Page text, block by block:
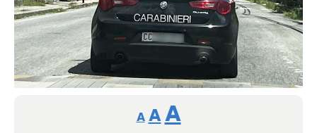
A
Reducir
tamaño
A Restablecer
AAumentar